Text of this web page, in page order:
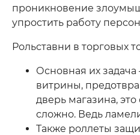
проникновение
упростить работу
Рольставни в торговых
Основная их
витрины,
дверь магазина,
сложно. Ведь
Также роллеты